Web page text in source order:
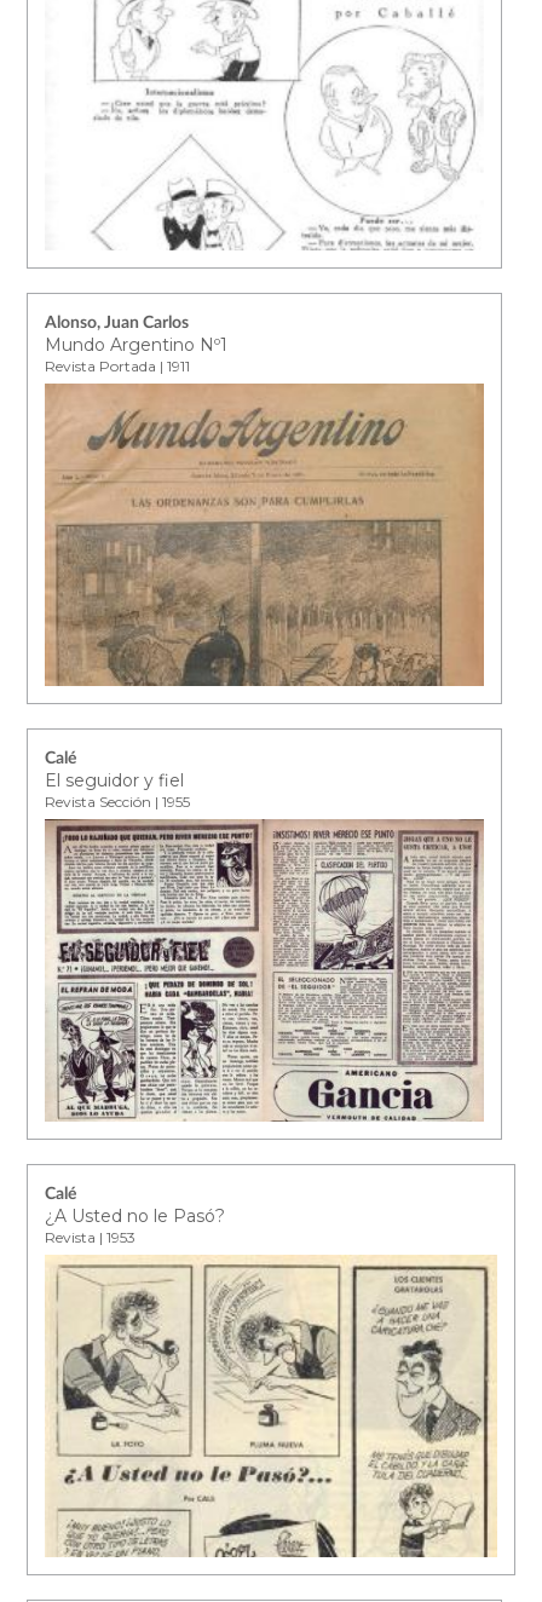
Alonso, Juan Carlos
Mundo Argentino Nº1
Revista Portada | 1911
Calé
El seguidor y fiel
Revista Sección | 1955
Calé
¿A Usted no le Pasó?
Revista | 1953